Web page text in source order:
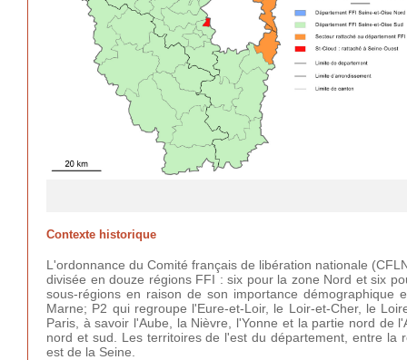
Contexte historique
L'ordonnance du Comité français de libération nationale
divisée en douze régions FFI : six pour la zone Nord et six
sous-régions en raison de son importance
Marne; P2 qui regroupe l'Eure-et-Loir, le Loir-et-Cher, le
Paris, à savoir l'Aube, la Nièvre, l'Yonne et la partie nord de
nord et sud. Les territoires de l'est du département, entre
est de la Seine.